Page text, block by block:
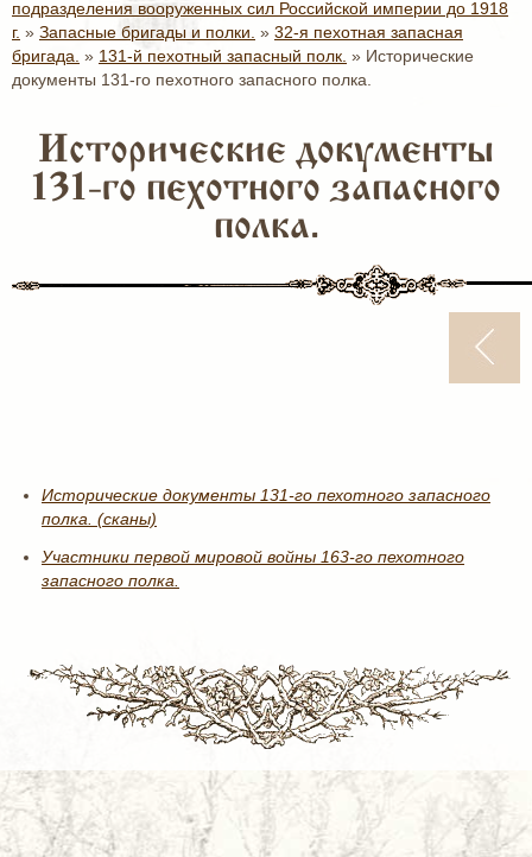
подразделения вооруженных сил Российской империи до 1918
г. » Запасные бригады и полки. » 32-я пехотная запасная
бригада. » 131-й пехотный запасный полк. » Исторические
документы 131-го пехотного запасного полка.
Исторические документы
131-го пехотного запасного
полка.
Исторические документы 131-го пехотного запасного
полка. (сканы)
Участники первой мировой войны 163-го пехотного
запасного полка.